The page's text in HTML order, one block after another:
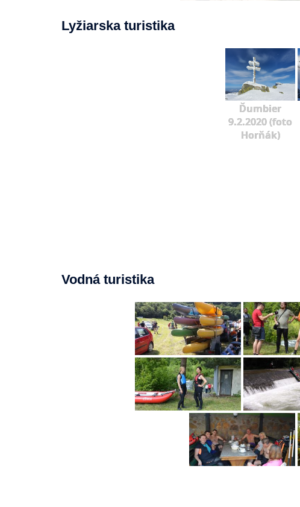
Lyžiarska turistika
Ďumbier
9.2.2020 (foto
Horňák)
Vodná turistika